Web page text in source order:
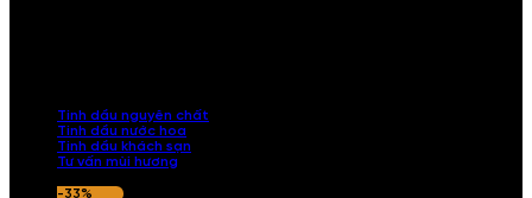
Tinh dầu nguyên chất
Tinh dầu nước hoa
Tinh dầu khách sạn
Tư vấn mùi hương
-33%